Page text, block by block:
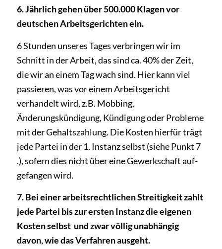
6. Jährlich gehen über 500.000 Klagen vor
deutschen Arbeitsgerichten ein.
6 Stunden unseres Tages verbringen wir im
Schnitt in der Arbeit, das sind ca. 40% der Zeit,
die wir an einem Tag wach sind. Hier kann viel
passieren, was vor einem Arbeitsgericht
verhandelt wird, z.B. Mobbing,
Änderungskündigung, Kündigung oder Probleme
mit der Gehaltszahlung. Die Kosten hierfür trägt
jede Partei in der 1. Instanz selbst (siehe Punkt 7
.), sofern dies nicht über eine Gewerkschaft auf­
gefangen wird.
7. Bei einer arbeitsrechtlichen Streitigkeit zahlt
jede Partei bis zur ersten Instanz die eigenen
Kosten selbst ­ und zwar völlig unabhängig
davon, wie das Verfahren ausgeht.